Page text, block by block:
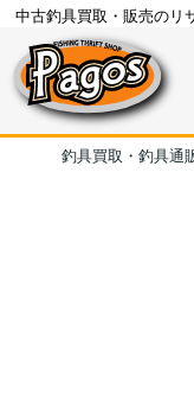
中古釣具買取・販売のリ
釣具買取・釣具通